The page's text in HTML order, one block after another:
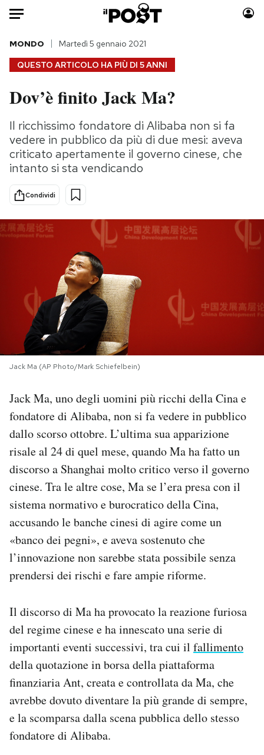
Auto
HOME
Italia
Politica
Tecnologia
Internet
Scienza
Cultura
Economia
Sport
Moda
Consumismi
Storie/Idee
Altrecose
Mondiali calcio 2026
PODCAST
NEWSLETTER
I MIEI PREFERITI
SHOP
AREA PERSONALE
Area Personale
Newsletter
Notifiche mobile
Regala il Post
QUESTO ARTICOLO HA PIÙ DI 5 ANNI
MONDO Martedì 5 gennaio 2021
Dov’è finito Jack Ma?
Il ricchissimo fondatore di Alibaba non si fa
vedere in pubblico da più di due mesi: aveva
criticato apertamente il governo cinese, che
intanto si sta vendicando
Condividi
Jack Ma (AP Photo/Mark Schiefelbein)
Jack Ma, uno degli uomini più ricchi della Cina e
fondatore di Alibaba, non si fa vedere in pubblico
dallo scorso ottobre. L’ultima sua apparizione
risale al 24 di quel mese, quando Ma ha fatto un
discorso a Shanghai molto critico verso il governo
cinese. Tra le altre cose, Ma se l’era presa con il
sistema normativo e burocratico della Cina,
accusando le banche cinesi di agire come un
«banco dei pegni», e aveva sostenuto che
l’innovazione non sarebbe stata possibile senza
prendersi dei rischi e fare ampie riforme.
Il discorso di Ma ha provocato la reazione furiosa
del regime cinese e ha innescato una serie di
importanti eventi successivi, tra cui il fallimento
della quotazione in borsa della piattaforma
finanziaria Ant, creata e controllata da Ma, che
avrebbe dovuto diventare la più grande di sempre,
e la scomparsa dalla scena pubblica dello stesso
fondatore di Alibaba.